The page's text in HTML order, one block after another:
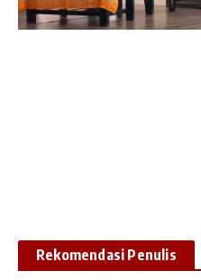
Rekomendasi Penulis